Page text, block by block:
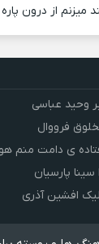
میزنم از درون
وحید عباسی
فرووال
ی دامت منم
سینا پارسیان
افشین آذری